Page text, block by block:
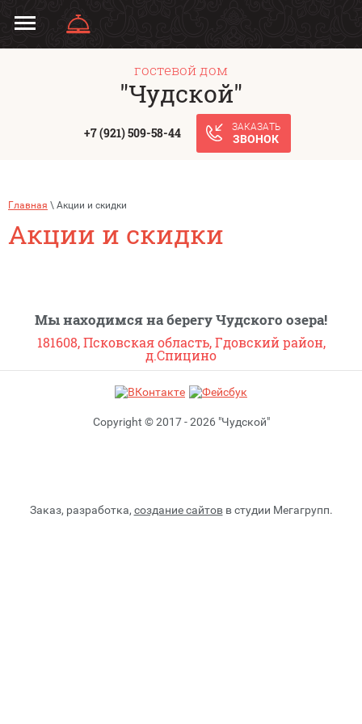
гостевой дом
"Чудской"
+7 (921) 509-58-44 ЗАКАЗАТЬ
ЗВОНОК
ОТПРАВИТЬ
Главная \ Акции и скидки
Акции и скидки
Мы находимся на берегу Чудского озера!
181608, Псковская область, Гдовский район,
д.Спицино
Copyright © 2017 - 2026 "Чудской"
Заказ, разработка, создание сайтовв студии Мегагрупп.